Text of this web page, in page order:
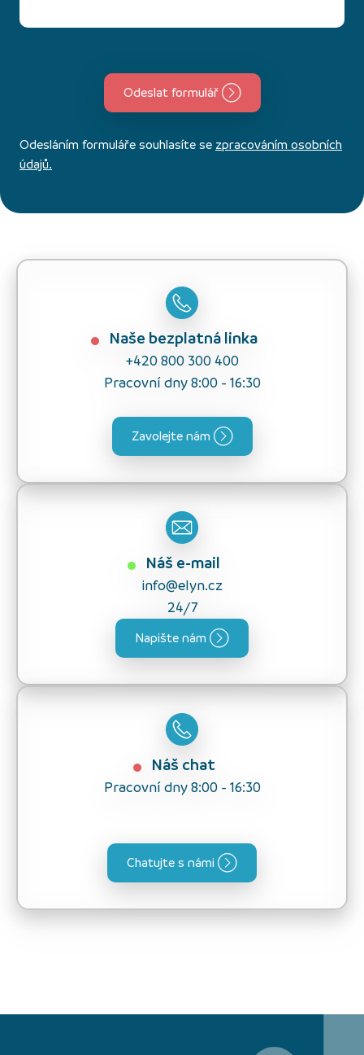
Odeslat formulář
Odesláním formuláře souhlasíte se zpracováním osobních
údajů.
Naše bezplatná linka
+420 800 300 400
Pracovní dny 8:00 - 16:30
Zavolejte nám
Náš e-mail
info@elyn.cz
24/7
Napište nám
Náš chat
Pracovní dny 8:00 - 16:30
Chatujte s námi